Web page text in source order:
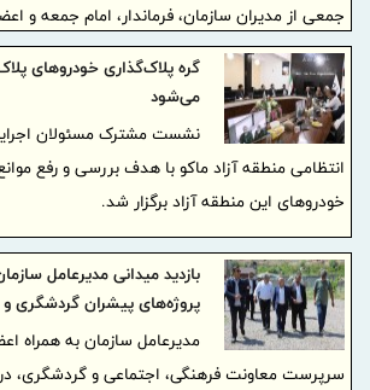
جمعی از مدیران سازمان، فرماندار، امام جمعه و
شهرستان برگزار شد.
گره پلاک‌گذاری خودروهای
می‌شود
نشست مشترک مسئولان
انتظامی منطقه آزاد ماکو با هدف بررسی و رفع
خودروهای این منطقه آزاد برگزار شد.
بازدید میدانی مدیرعامل
پروژه‌های پیشران گردشگری
مدیرعامل سازمان به همراه
سرپرست معاونت فرهنگی، اجتماعی و گردشگری، در